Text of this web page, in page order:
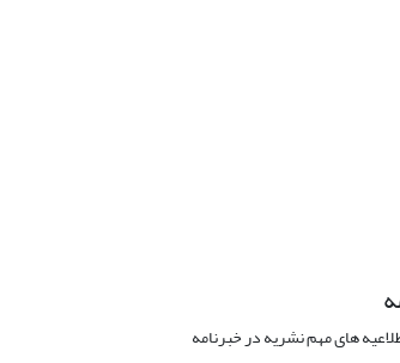
های مهم نشریه در خبرنامه